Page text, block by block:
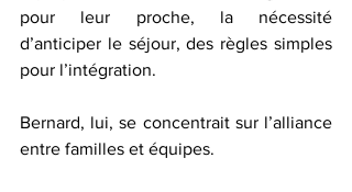
pour leur proche, la nécessité
d’anticiper le séjour, des règles simples
pour l’intégration.
Bernard, lui, se concentrait sur l’alliance
entre familles et équipes.